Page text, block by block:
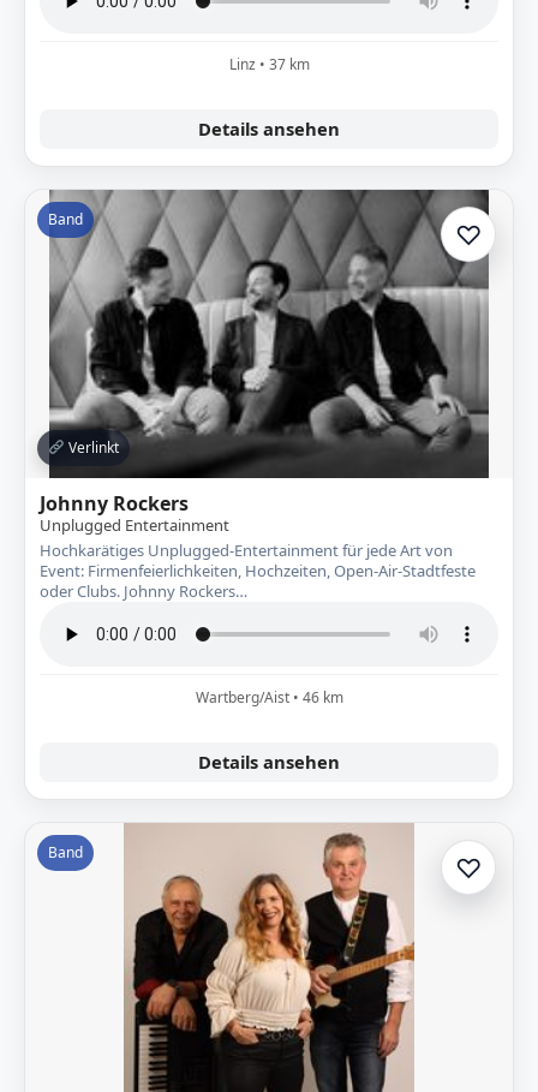
Linz • 37 km
Details ansehen
Band
Verlinkt
♡Zur
Johnny Rockers
Unplugged Entertainment
Hochkarätiges Unplugged-Entertainment für jede Art von
Event: Firmenfeierlichkeiten, Hochzeiten, Open-Air-Stadtfeste
oder Clubs. Johnny Rockers…
Wartberg/Aist • 46 km
Details ansehen
Band ♡Zur